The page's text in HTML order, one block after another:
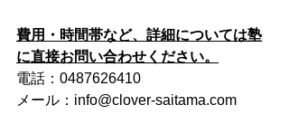
費用・時間帯など、詳細については塾
に直接お問い合わせください。
電話：0487626410
メール：info@clover-saitama.com